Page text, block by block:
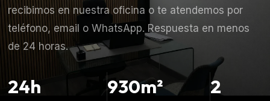
recibimos en nuestra oficina o te atendemos por
teléfono, email o WhatsApp. Respuesta en menos
de 24 horas.
24h 930m² 2